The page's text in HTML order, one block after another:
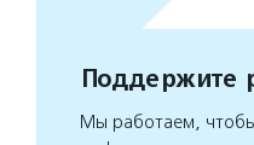
Поддержите
Мы работаем, чтобы